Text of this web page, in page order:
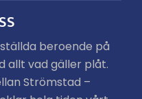
beroende på
allt vad gäller plåt.
Strömstad –